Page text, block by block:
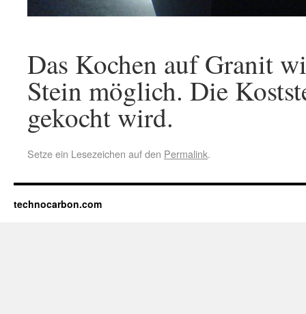
Das Kochen auf Granit
Stein möglich. Die
gekocht wird.
Setze ein Lesezeichen auf den Permalink.
technocarbon.com